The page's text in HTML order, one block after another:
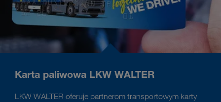
Karta paliwowa LKW WALTER
LKW WALTER oferuje partnerom transportowym karty